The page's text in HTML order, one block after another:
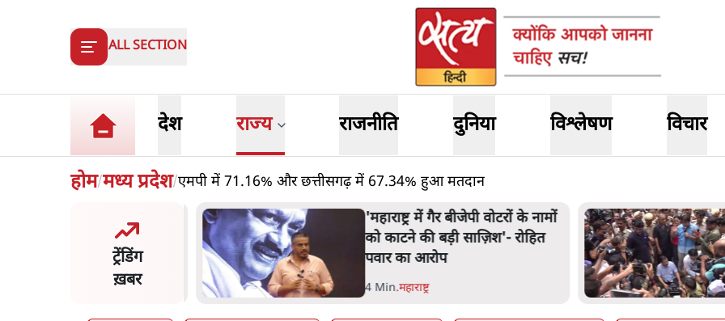
ALL SECTION
देश राज्य राजनीति दुनिया विश्लेषण विचार
होम/मध्य प्रदेश/एमपी में 71.16% और छत्तीसगढ़ में 67.34% हुआ मतदान
ट्रेंडिंग
ख़बर
ने डाबर शहद, गाय के घी और
उत्पाद की बिक्री पर रोक
'महाराष्ट्र में गैर बीजेपी वोटरों के नामों
को काटने की बड़ी साज़िश'- रोहित
पवार का आरोप
4 Min.महाराष्ट्र